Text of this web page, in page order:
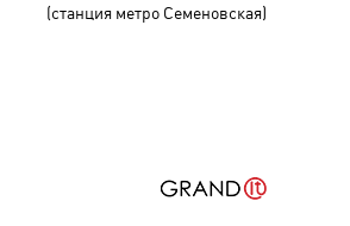
(станция метро Семеновская)